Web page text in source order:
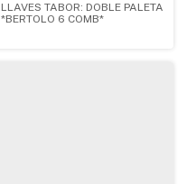
LLAVES TABOR: DOBLE PALETA
*BERTOLO 6 COMB*